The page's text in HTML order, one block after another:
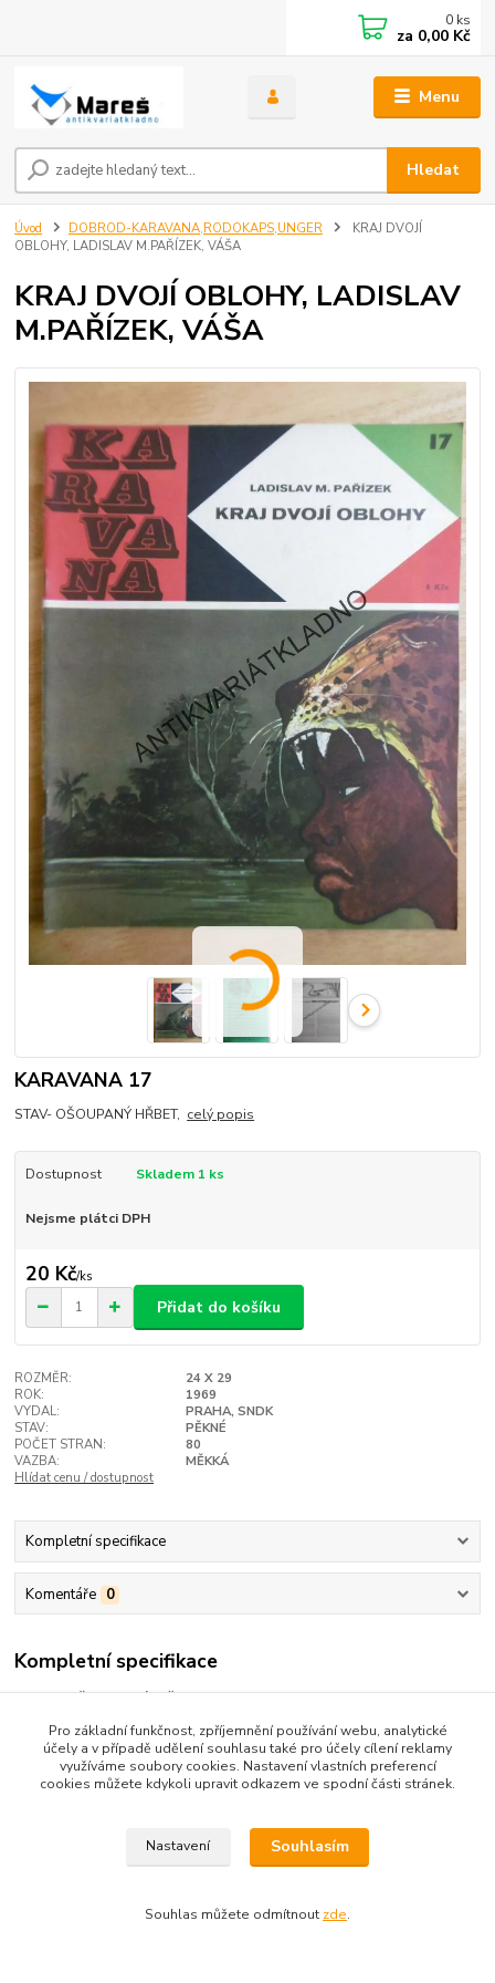
Menu
Hledat
0 ks
za 0,00 Kč
Úvod DOBROD-KARAVANA,RODOKAPS,UNGER
KRAJ DVOJÍ
OBLOHY, LADISLAV M.PAŘÍZEK, VÁŠA
KRAJ DVOJÍ OBLOHY, LADISLAV
M.PAŘÍZEK, VÁŠA
KARAVANA 17
STAV- OŠOUPANÝ HŘBET, celý popis
Dostupnost Skladem 1 ks
Nejsme plátci DPH
20 Kč/ks
Přidat do košíku
ROZMĚR:
24 X 29
ROK:
1969
VYDAL:
PRAHA, SNDK
STAV:
PĚKNÉ
POČET STRAN:
80
VAZBA:
MĚKKÁ
Hlídat cenu / dostupnost
Kompletní specifikace
Komentáře 0
Kompletní specifikace
Zboží zařazeno v kategoriích
DOBROD-KARAVANA,RODOKAPS,UNGER
Pro základní funkčnost, zpříjemnění používání webu, analytické
účely a v případě udělení souhlasu také pro účely cílení reklamy
využíváme soubory cookies. Nastavení vlastních preferencí
cookies můžete kdykoli upravit odkazem ve spodní části stránek.
Nastavení Souhlasím
Souhlas můžete odmítnout zde.